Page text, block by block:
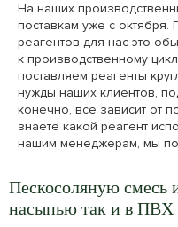
На наших
поставкам уже с октября.
реагентов для нас это
к производственному
поставляем реагенты
нужды наших клиентов,
конечно, все зависит от
знаете какой реагент
нашим менеджерам, мы
Пескосоляную смесь
насыпью так и в